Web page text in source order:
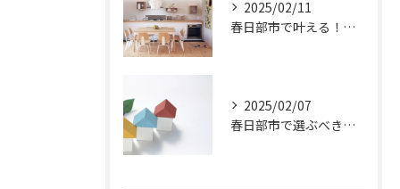
2025/02/11
春日部市で叶える！理想のキッチンリフォームを実現するステップ
2025/02/07
春日部市で選ぶべき屋根塗装の種類とは？プロが教える最適な選び方